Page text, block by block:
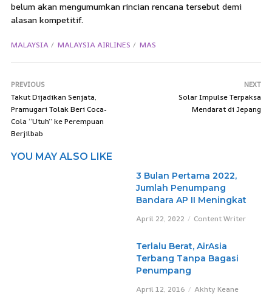
belum akan mengumumkan rincian rencana tersebut demi
alasan kompetitif.
MALAYSIA MALAYSIA AIRLINES MAS
PREVIOUS
Takut Dijadikan Senjata,
Pramugari Tolak Beri Coca-
Cola “Utuh” ke Perempuan
Berjilbab
NEXT
Solar Impulse Terpaksa
Mendarat di Jepang
YOU MAY ALSO LIKE
3 Bulan Pertama 2022,
Jumlah Penumpang
Bandara AP II Meningkat
April 22, 2022 Content Writer
Terlalu Berat, AirAsia
Terbang Tanpa Bagasi
Penumpang
April 12, 2016 Akhty Keane